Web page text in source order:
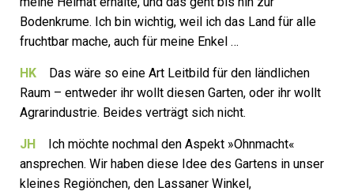
Bodenkrume. Ich bin wichtig, weil ich das Land für alle
fruchtbar mache, auch für meine Enkel …
HK Das wäre so eine Art Leitbild für den ländlichen
Raum – entweder ihr wollt diesen Garten, oder ihr wollt
Agrarindustrie. Beides verträgt sich nicht.
JH Ich möchte nochmal den Aspekt »Ohnmacht«
ansprechen. Wir haben diese Idee des Gartens in unser
kleines Regiönchen, den Lassaner Winkel,